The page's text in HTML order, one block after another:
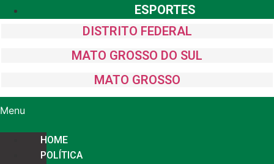
ESPORTES
DISTRITO FEDERAL
MATO GROSSO DO SUL
MATO GROSSO
Menu
HOME
POLÍTICA